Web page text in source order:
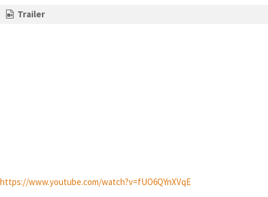
Trailer
https://www.youtube.com/watch?v=fUO6QYnXVqE